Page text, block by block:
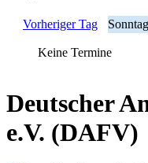
Vorheriger Tag
Keine Termine
Deutscher
e.V. (DAFV)